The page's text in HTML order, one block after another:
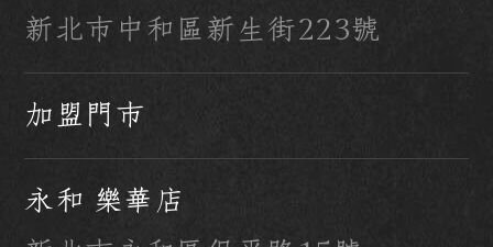
新北市中和區新生街223號
加盟門市
永和 樂華店